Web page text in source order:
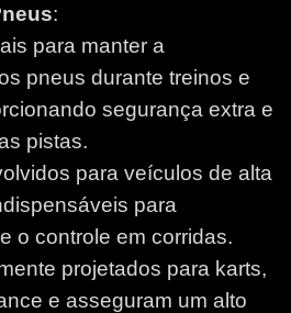
:
para manter a
pneus durante treinos e
segurança extra e
pistas.
para veículos de alta
para
o controle em corridas.
projetados para karts,
e asseguram um alto